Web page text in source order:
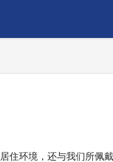
住环境，还与我们所佩